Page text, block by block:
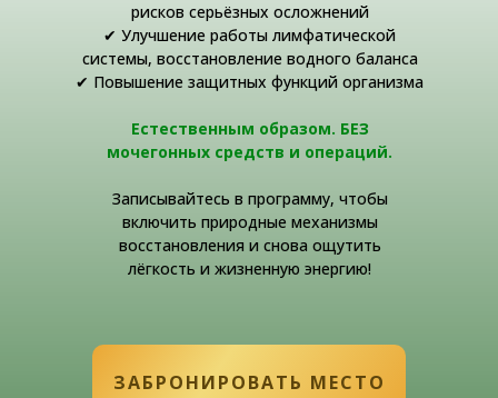
рисков серьёзных осложнений
✔ Улучшение работы лимфатической
системы, восстановление водного баланса
✔ Повышение защитных функций организма
Естественным образом. БЕЗ
мочегонных средств и операций.
Записывайтесь в программу, чтобы
включить природные механизмы
восстановления и снова ощутить
лёгкость и жизненную энергию!
ЗАБРОНИРОВАТЬ МЕСТО